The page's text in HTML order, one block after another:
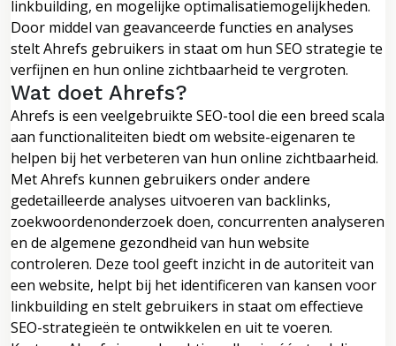
linkbuilding, en mogelijke optimalisatiemogelijkheden.
Door middel van geavanceerde functies en analyses
stelt Ahrefs gebruikers in staat om hun SEO strategie te
verfijnen en hun online zichtbaarheid te vergroten.
Wat doet Ahrefs?
Ahrefs is een veelgebruikte SEO-tool die een breed scala
aan functionaliteiten biedt om website-eigenaren te
helpen bij het verbeteren van hun online zichtbaarheid.
Met Ahrefs kunnen gebruikers onder andere
gedetailleerde analyses uitvoeren van backlinks,
zoekwoordenonderzoek doen, concurrenten analyseren
en de algemene gezondheid van hun website
controleren. Deze tool geeft inzicht in de autoriteit van
een website, helpt bij het identificeren van kansen voor
linkbuilding en stelt gebruikers in staat om effectieve
SEO-strategieën te ontwikkelen en uit te voeren.